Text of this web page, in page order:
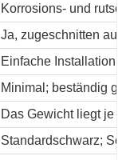
Korrosions- und
Ja, zugeschnitten auf
Einfache Installation;
Minimal; beständig
Das Gewicht liegt je
Standardschwarz;